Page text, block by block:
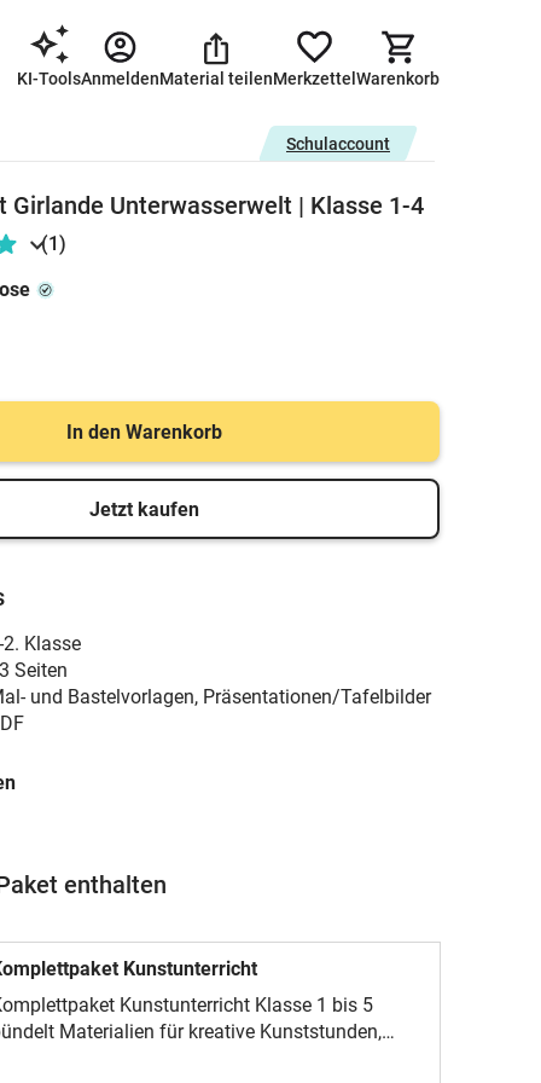
KI-ToolsAnmeldenMaterial teilenMerkzettel Warenkorb
Schulaccount
Girlande Unterwasserwelt | Klasse 1-4
(1)
In den Warenkorb
Jetzt kaufen
2. Klasse
Seiten
und Bastelvorlagen, Präsentationen/Tafelbilder
enthalten
Kunstunterricht
Kunstunterricht Klasse 1 bis 5
Materialien für kreative Kunststunden,